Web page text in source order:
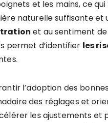
et les mains, ce
naturelle suffisante
et au sentiment
permet d’identifier les
l’adoption des
des réglages et
les ajustements et